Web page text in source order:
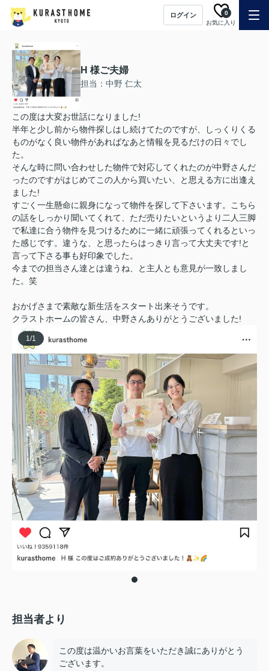
ログイン
お気に入り
0
H 様ご夫婦
担当：中野 仁太
この度は大変お世話になりました!
半年と少し前から物件探しはし続けてたのですが、しっくりくる
ものがなく良い物件があればなあと情報を見るだけの日々でし
た。
そんな時に問い合わせした物件で対応してくれたのが中野さんだ
ったのですがはじめてこの人から買いたい、と思える方に出逢え
ました!
すごく一生懸命に親身になって物件を探して下さいます。こちら
の話をしっかり聞いてくれて、ただ売りたいというより二人三脚
で私達に合う物件を見つけるために一緒に頑張ってくれるといっ
た感じです。違うな、と思ったらはっきり言って大丈夫です!と
言って下さる事も好印象でした。
今までの担当さん達とは違うね、と主人とも意見が一致しまし
た。笑
おかげさまで素敵な新生活をスタート出来そうです。
クラストホームの皆さん、中野さんありがとうございました!
1/1
担当者より
この度は温かいお言葉をいただき誠にありがとう
ございます。